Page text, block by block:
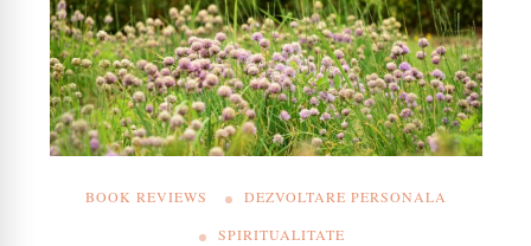
BOOK REVIEWS
DEZVOLTARE PERSONALA
SPIRITUALITATE